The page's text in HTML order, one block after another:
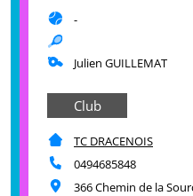
-
Julien GUILLEMAT
Club
TC DRACENOIS
0494685848
366 Chemin de la